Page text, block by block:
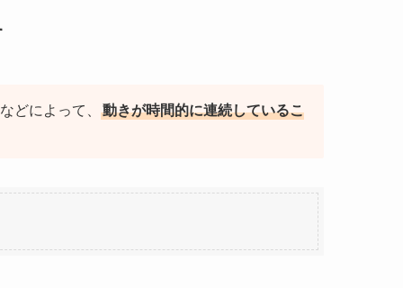
どによって、
動きが時間的に連続しているこ